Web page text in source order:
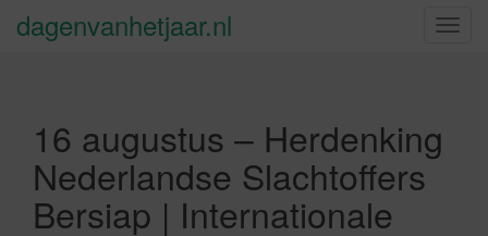
S
dagenvanhetjaar.nl
16 augustus – Herdenking
Nederlandse Slachtoffers
Bersiap | Internationale